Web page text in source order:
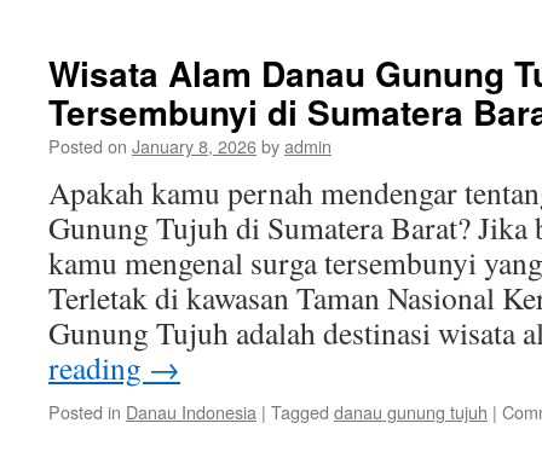
Wisata Alam Danau Gunung
Tersembunyi di Sumatera
Posted on January 8, 2026byadmin
Apakah kamu pernah mendengar
Gunung Tujuh di Sumatera Barat? Jika
kamu mengenal surga tersembunyi
Terletak di kawasan Taman Nasional
Gunung Tujuh adalah destinasi
reading →
Posted in Danau Indonesia | Tagged danau gunung tujuh |